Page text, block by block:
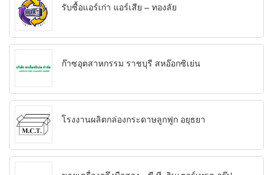
รับซื้อแอร์เก่า แอร์เสีย – ทองลัย
ก๊าซอุตสาหกรรม ราชบุรี สหอ๊อกซิเย่น
โรงงานผลิตกล่องกระดาษลูกฟูก อยุธยา